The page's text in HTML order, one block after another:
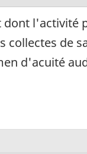
l'activité
collectes de
d'acuité